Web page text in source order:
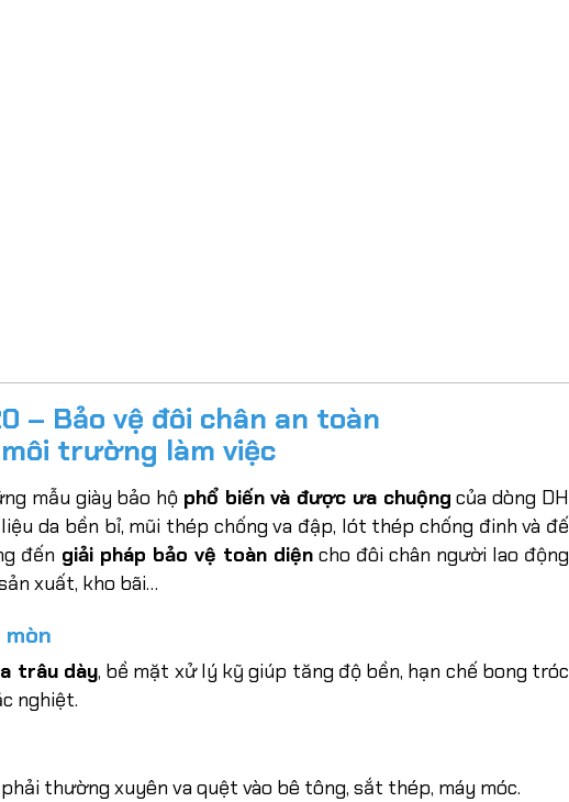
– Bảo vệ đôi chân an toàn
trường làm việc
mẫu giày bảo hộ phổ biến và được ưa chuộng của dòng DH
da bền bỉ, mũi thép chống va đập, lót thép chống đinh và đế
đến giải pháp bảo vệ toàn diệncho đôi chân người lao động
xuất, kho bãi…
mòn
trâu dày, bề mặt xử lý kỹ giúp tăng độ bền, hạn chế bong tróc
nghiệt.
thường xuyên va quệt vào bê tông, sắt thép, máy móc.